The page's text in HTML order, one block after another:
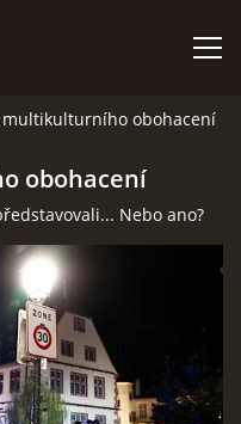
multikulturního obohacení
obohacení
Nebo ano?